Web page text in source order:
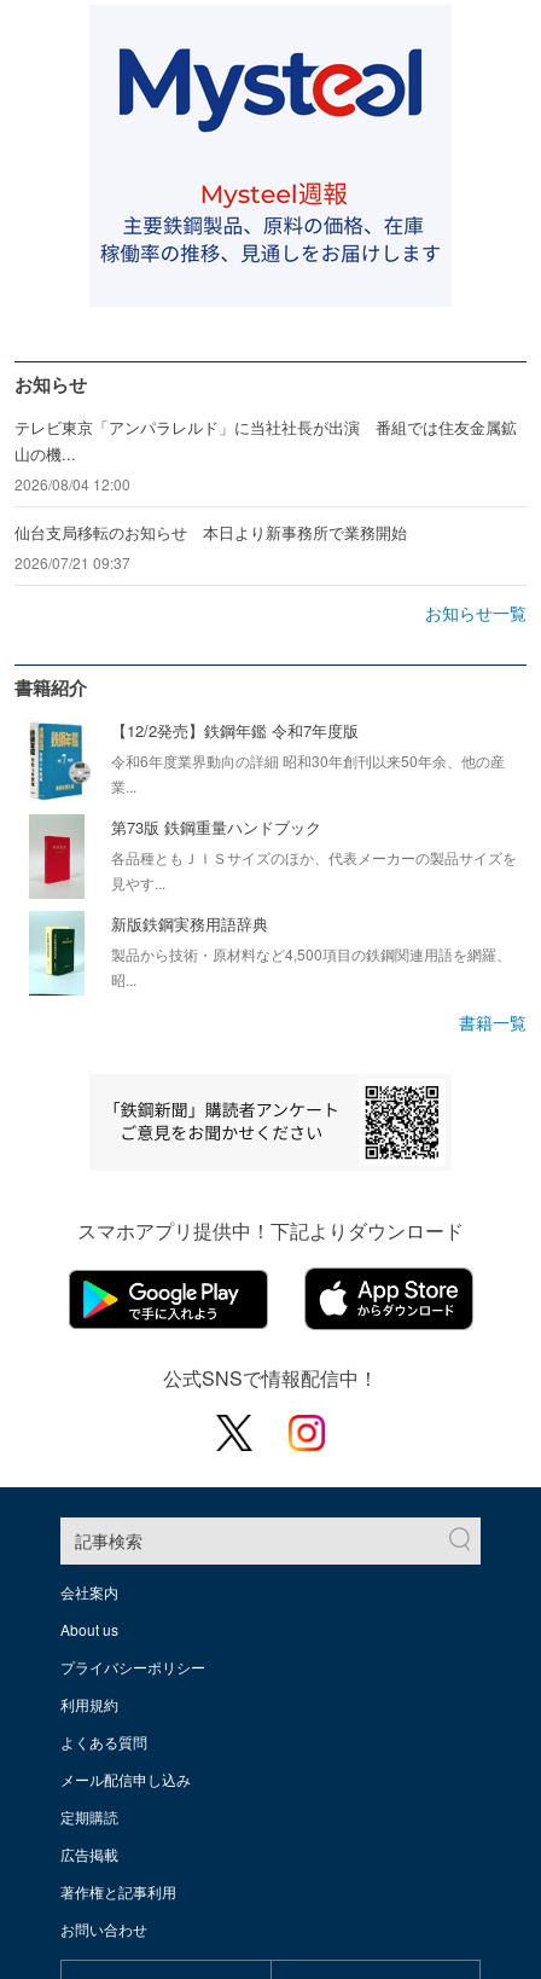
お知らせ
テレビ東京「アンパラレルド」に当社社長が出演 番組では住友金属鉱
山の機...
2026/08/04 12:00
仙台支局移転のお知らせ 本日より新事務所で業務開始
2026/07/21 09:37
お知らせ一覧
書籍紹介
【12/2発売】鉄鋼年鑑 令和7年度版
令和6年度業界動向の詳細 昭和30年創刊以来50年余、他の産
業...
第73版 鉄鋼重量ハンドブック
各品種ともＪＩＳサイズのほか、代表メーカーの製品サイズを
見やす...
新版鉄鋼実務用語辞典
製品から技術・原材料など4,500項目の鉄鋼関連用語を網羅、
昭...
書籍一覧
スマホアプリ提供中！下記よりダウンロード
公式SNSで情報配信中！
記事検索
会社案内
About us
プライバシーポリシー
利用規約
よくある質問
メール配信申し込み
定期購読
広告掲載
著作権と記事利用
お問い合わせ